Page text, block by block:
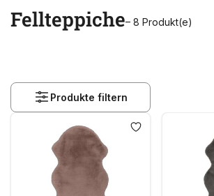
Fellteppiche– 8 Produkt(e)
Produkte filtern